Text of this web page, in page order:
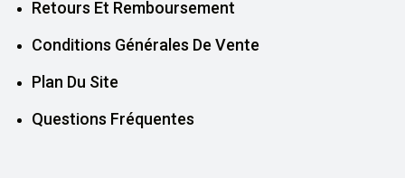
Retours Et Remboursement
Conditions Générales De Vente
Plan Du Site
Questions Fréquentes